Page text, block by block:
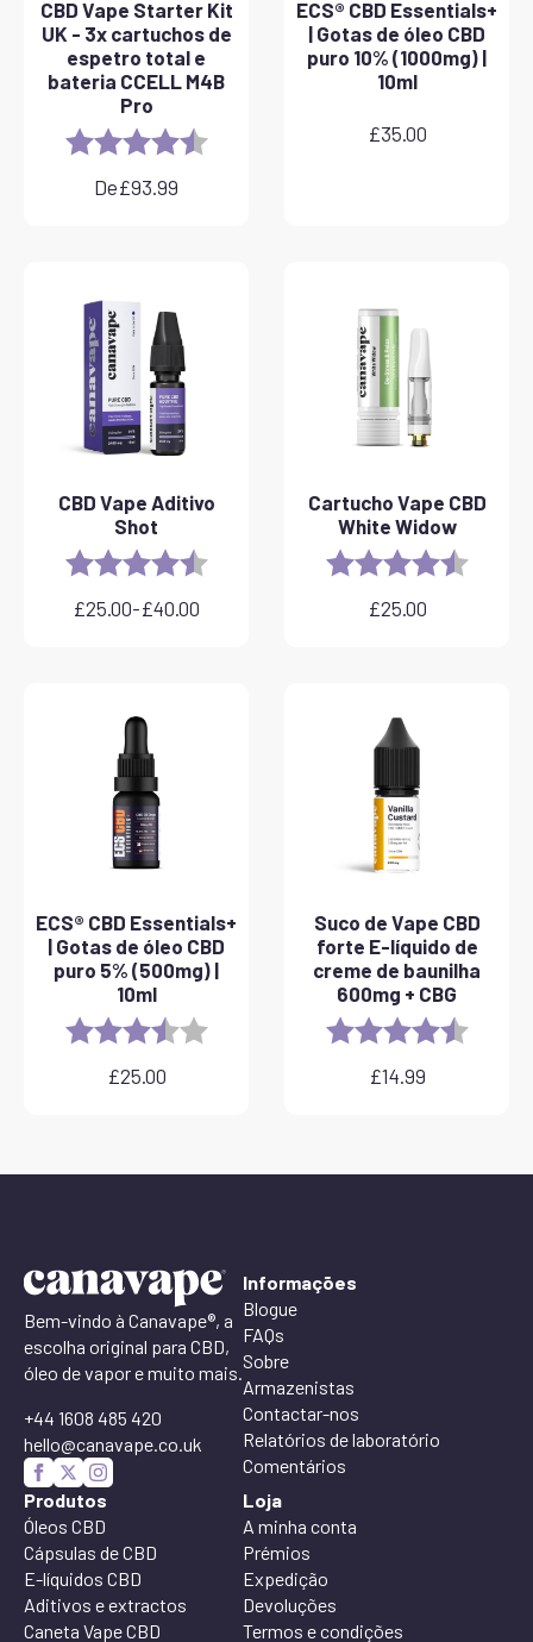
CBD Vape Starter Kit
UK - 3x cartuchos de
espetro total e
bateria CCELL M4B
Pro
Rating: 4.8 out of 5 stars
De£93.99
ECS® CBD Essentials+
| Gotas de óleo CBD
puro 10% (1000mg) |
10ml
£35.00
CBD Vape Aditivo
Shot
Rating: 4.8 out of 5 stars
£25.00-£40.00
Gama
a
40,00
Cartucho Vape CBD
White Widow
Rating: 4.6 out
£25.00
ECS® CBD Essentials+
| Gotas de óleo CBD
puro 5% (500mg) |
10ml
Rating: 3.8 out of 5 stars
£25.00
Suco de Vape CBD
forte E-líquido de
creme de baunilha
600mg + CBG
Rating: 4.6 out
£14.99
Bem-vindo à Canavape®, a
escolha original para CBD,
óleo de vapor e muito mais.
+44 1608 485 420
hello@canavape.co.uk
Informações
Blogue
FAQs
Sobre
Armazenistas
Contactar-nos
Relatórios de laboratório
Comentários
Produtos
Óleos CBD
Cápsulas de CBD
E-líquidos CBD
Aditivos e extractos
Caneta Vape CBD
Loja
A minha conta
Prémios
Expedição
Devoluções
Termos e condições